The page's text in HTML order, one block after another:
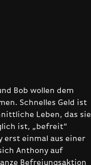
Bob wollen dem
Schnelles Geld ist
Leben, das sie
ist, „befreit“
erst einmal aus einer
Anthony auf
Befreiungsaktion